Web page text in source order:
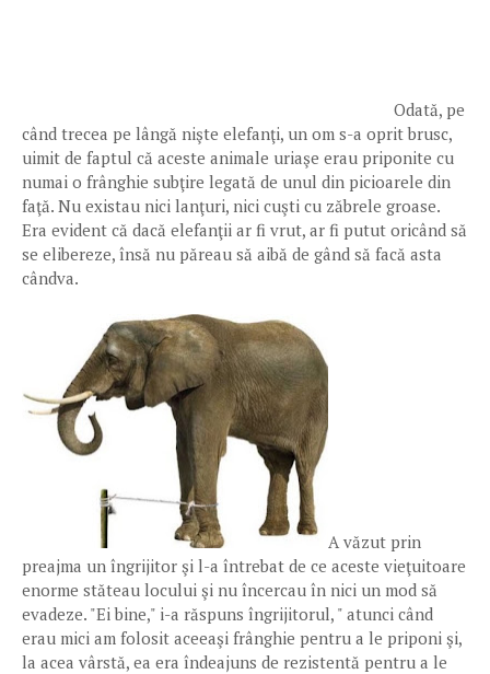
Odată, pe
când trecea pe lângă nişte elefanţi, un om s-a oprit brusc,
uimit de faptul că aceste animale uriaşe erau priponite cu
numai o frânghie subţire legată de unul din picioarele din
faţă. Nu existau nici lanţuri, nici cuşti cu zăbrele groase.
Era evident că dacă elefanţii ar fi vrut, ar fi putut oricând să
se elibereze, însă nu păreau să aibă de gând să facă asta
cândva.
A văzut prin
preajma un îngrijitor şi l-a întrebat de ce aceste vieţuitoare
enorme stăteau locului şi nu încercau în nici un mod să
evadeze. "Ei bine," i-a răspuns îngrijitorul, " atunci când
erau mici am folosit aceeaşi frânghie pentru a le priponi şi,
la acea vârstă, ea era îndeajuns de rezistentă pentru a le